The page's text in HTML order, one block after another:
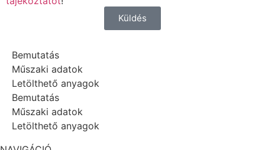
Küldés
Bemutatás
Műszaki adatok
Letölthető anyagok
Bemutatás
Műszaki adatok
Letölthető anyagok